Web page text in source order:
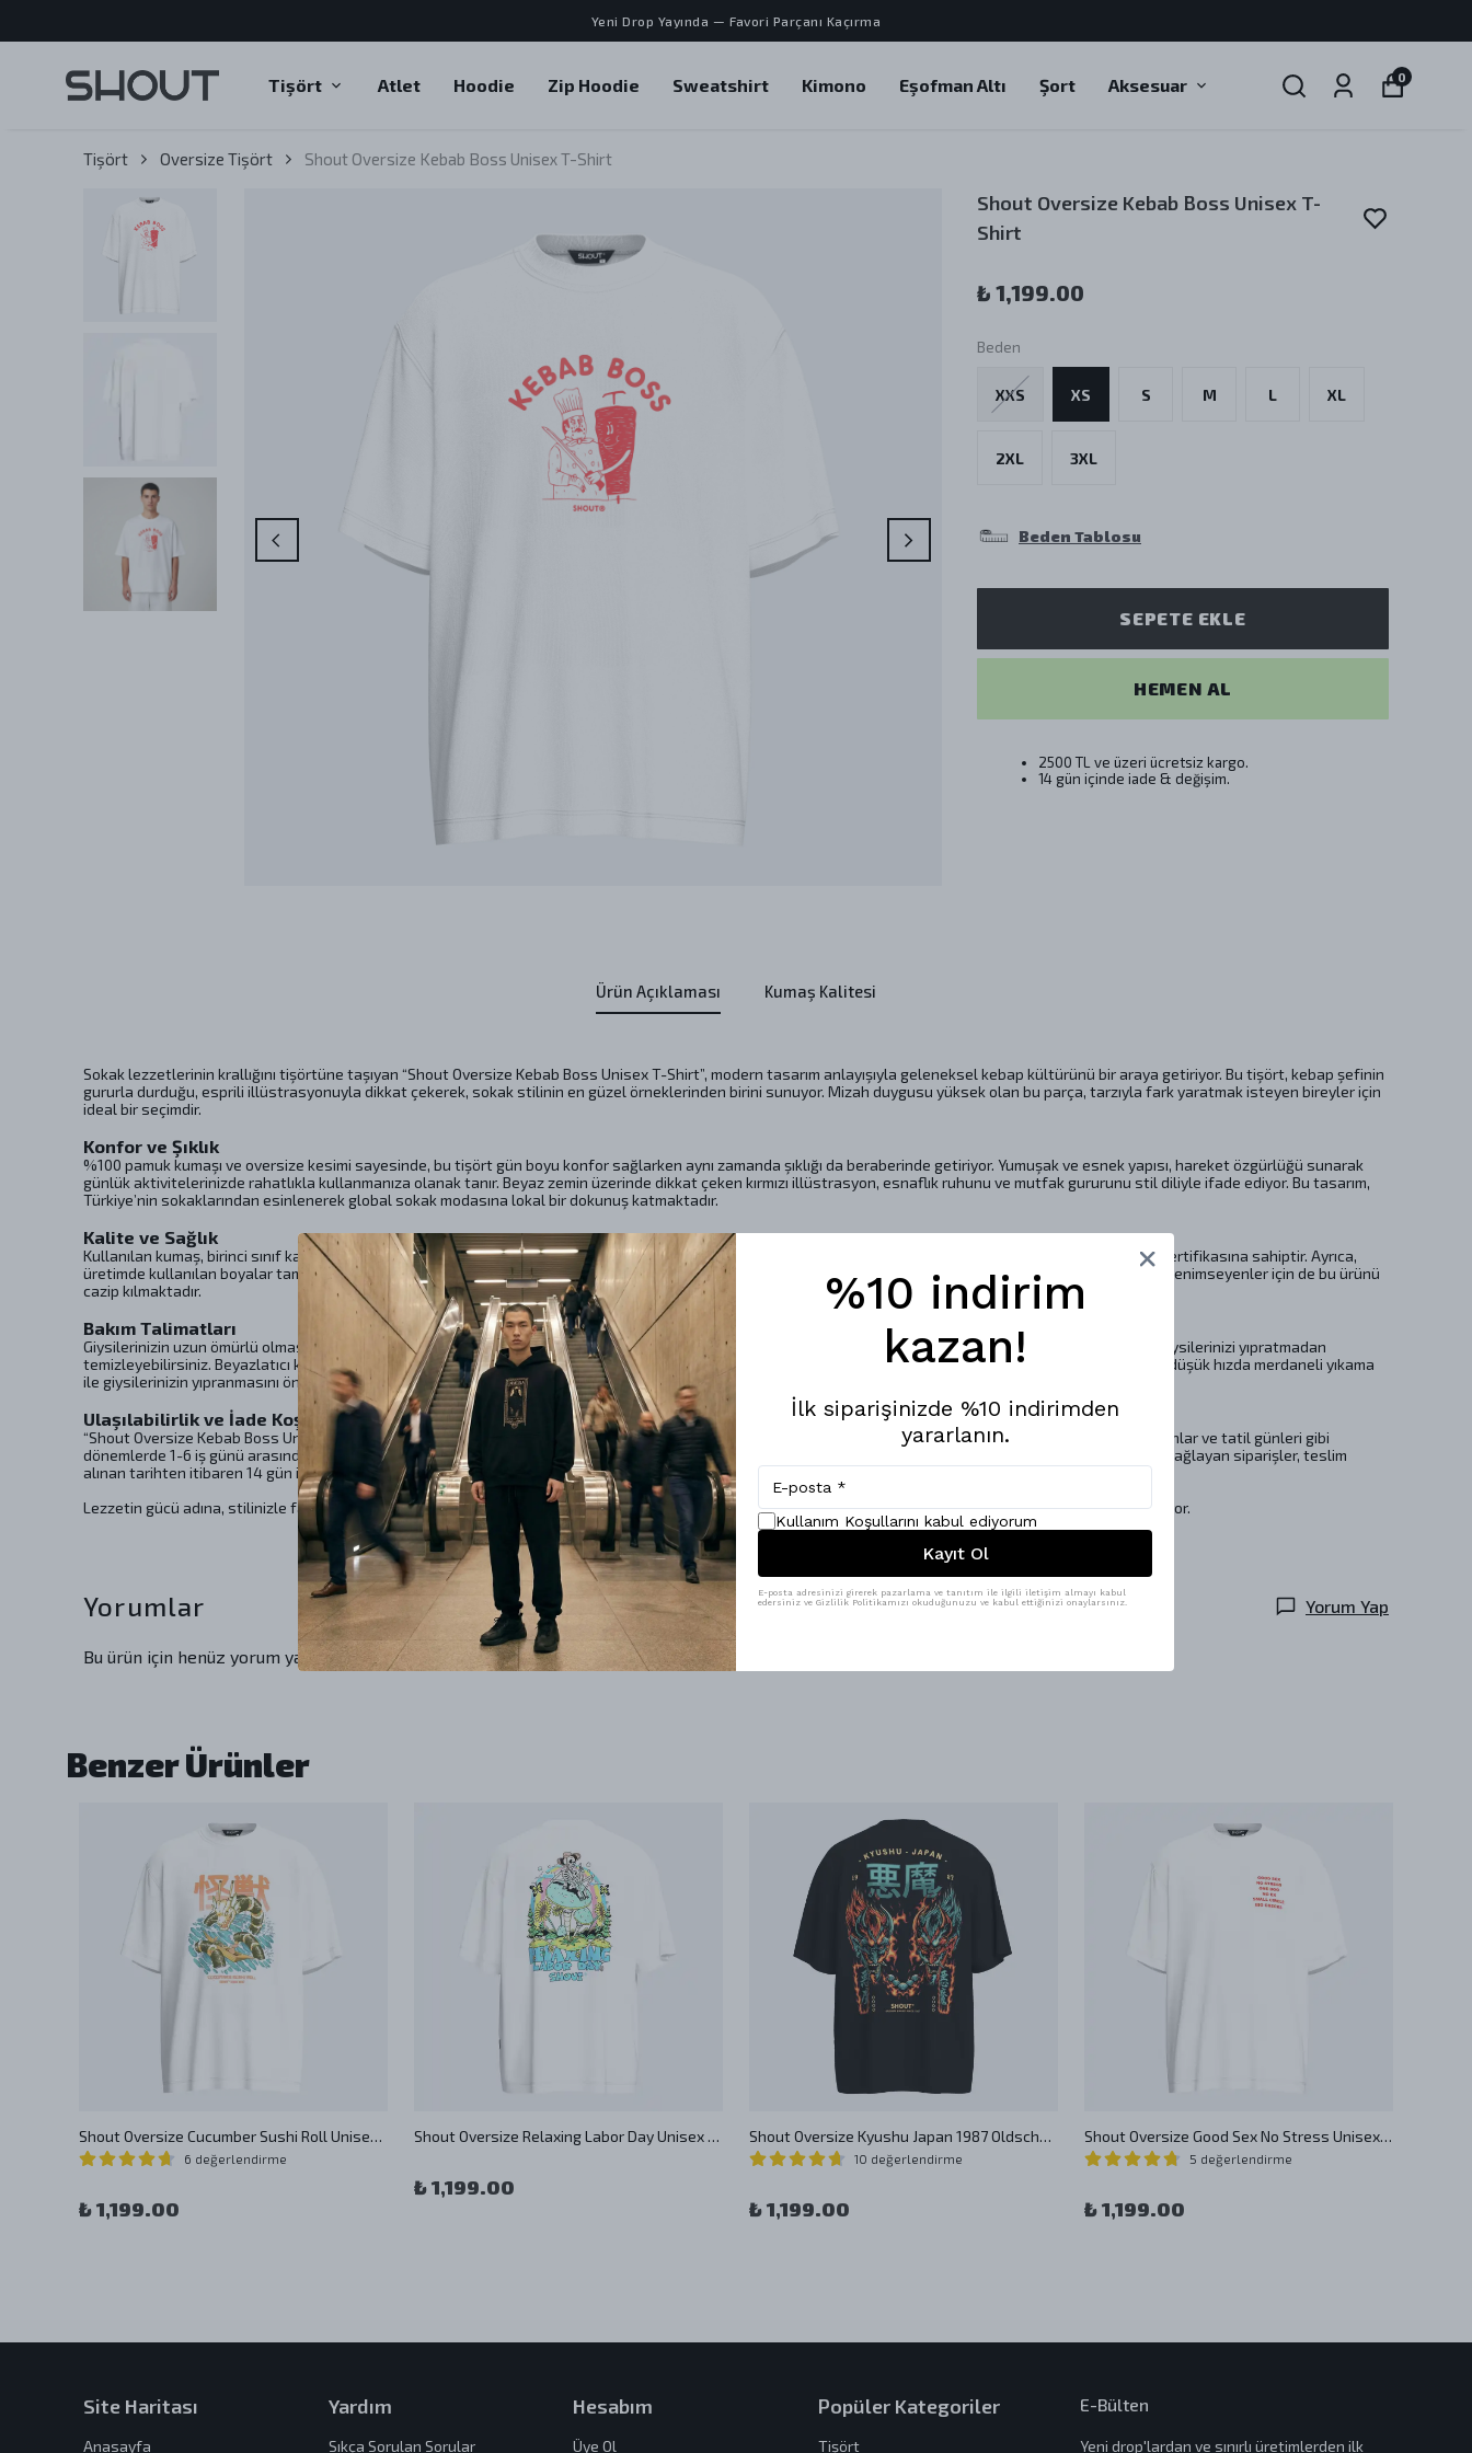
Yeni Drop Yayında — Favori Parçanı Kaçırma
Tişört Atlet Hoodie Zip Hoodie Sweatshirt Kimono Eşofman Altı Şort Aksesuar 0
Tişört Oversize Tişört Shout Oversize Kebab Boss Unisex T-Shirt
Shout Oversize Kebab Boss Unisex T-
Shirt
₺ 1,199.00
Beden
XXS XS S M L XL
2XL 3XL
Beden Tablosu
SEPETE EKLE
HEMEN AL
2500 TL ve üzeri ücretsiz kargo.
14 gün içinde iade & değişim.
Ürün Açıklaması Kumaş Kalitesi
Sokak lezzetlerinin krallığını tişörtüne taşıyan “Shout Oversize Kebab Boss Unisex T-Shirt”, modern tasarım anlayışıyla geleneksel kebap kültürünü bir araya getiriyor. Bu tişört, kebap şefinin
gururla durduğu, esprili illüstrasyonuyla dikkat çekerek, sokak stilinin en güzel örneklerinden birini sunuyor. Mizah duygusu yüksek olan bu parça, tarzıyla fark yaratmak isteyen bireyler için
ideal bir seçimdir.
Konfor ve Şıklık
%100 pamuk kumaşı ve oversize kesimi sayesinde, bu tişört gün boyu konfor sağlarken aynı zamanda şıklığı da beraberinde getiriyor. Yumuşak ve esnek yapısı, hareket özgürlüğü sunarak
günlük aktivitelerinizde rahatlıkla kullanmanıza olanak tanır. Beyaz zemin üzerinde dikkat çeken kırmızı illüstrasyon, esnaflık ruhunu ve mutfak gururunu stil diliyle ifade ediyor. Bu tasarım,
Türkiye’nin sokaklarından esinlenerek global sokak modasına lokal bir dokunuş katmaktadır.
Kalite ve Sağlık
Kullanılan kumaş, birinci sınıf kaliteli penye malzemeden üretilmiştir ve insan sağlığına zararlı hiçbir madde içermediğini belgeleyen uluslararası OEKO-TEX® sertifikasına sahiptir. Ayrıca,
üretimde kullanılan boyalar tamamen güvenlidir ve insan sağlığına zarar vermez. Tasarım sürecinde hayvansal materyal kullanılmaması, vegan yaşam tarzını benimseyenler için de bu ürünü
cazip kılmaktadır.
Bakım Talimatları
Giysilerinizin uzun ömürlü olmasını sağlamak için bakım talimatlarına dikkat etmeniz önemlidir. Makinada hassas yıkama ile 30ºC’de nazik bir yıkama yaparak giysilerinizi yıpratmadan
temizleyebilirsiniz. Beyazlatıcı kullanmaktan kaçınarak, rengini ve dokusunu koruyabilirsiniz. Ütüleme işlemini 110ºC’de gerçekleştirerek kırışıklıkları giderebilir, düşük hızda merdaneli yıkama
ile giysilerinizin yıpranmasını önleyebilirsiniz. Profesyonel kuru temizleme yöntemleri ile de giysilerinizi en iyi şekilde koruyabilirsiniz.
Ulaşılabilirlik ve İade Koşulları
“Shout Oversize Kebab Boss Unisex T-Shirt”, farklı beden seçenekleri ile herkesin tarzına hitap etmektedir. Siparişlerinizin kargoya verilme süresi, özel lansmanlar ve tatil günleri gibi
dönemlerde 1-6 iş günü arasında değişiklik gösterebilir. İade etmek istediğiniz ürünler için siparişlerim kısmından iade talebi oluşturabilirsiniz. İade koşullarını sağlayan siparişler, teslim
alınan tarihten itibaren 14 gün içerisinde Yurtiçi kargo ile gönderilebilir.
Lezzetin gücü adına, stilinizle fark yaratın! Bu tişört, hem günlük yaşamda hem de sosyal ortamlarda dikkat çekici bir parça olarak dolabınızda yer almayı bekliyor.
Yorumlar Yorum Yap
Bu ürün için henüz yorum yapılmamış.
Benzer Ürünler
Shout Oversize Cucumber Sushi Roll Unisex T-Shirt
6 değerlendirme
₺ 1,199.00
Shout Oversize Relaxing Labor Day Unisex T-Shirt
₺ 1,199.00
Shout Oversize Kyushu Japan 1987 Oldschool Unisex T-Shirt
10 değerlendirme
₺ 1,199.00
Shout Oversize Good Sex No Stress Unisex T-Shirt
5 değerlendirme
₺ 1,199.00
Site Haritası
Anasayfa
Yardım
Sıkça Sorulan Sorular
Hesabım
Üye Ol
Popüler Kategoriler
Tişört
E-Bülten
Yeni drop'lardan ve sınırlı üretimlerden ilk
%10 indirim
kazan!
İlk siparişinizde %10 indirimden
yararlanın.
Kullanım Koşullarını kabul ediyorum
Kayıt Ol
E-posta adresinizi girerek pazarlama ve tanıtım ile ilgili iletişim almayı kabul
edersiniz ve Gizlilik Politikamızı okuduğunuzu ve kabul ettiğinizi onaylarsınız.